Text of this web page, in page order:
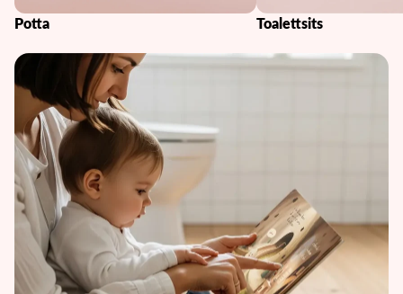
Potta Toalettsits